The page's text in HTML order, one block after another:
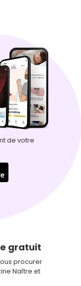
de votre
gratuit
procurer
Naître et